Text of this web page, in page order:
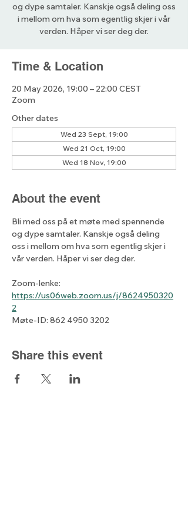
og dype samtaler. Kanskje også deling oss
i mellom om hva som egentlig skjer i vår
verden. Håper vi ser deg der.
Time & Location
20 May 2026, 19:00 – 22:00 CEST
Zoom
Other dates
Wed 23 Sept, 19:00
Wed 21 Oct, 19:00
Wed 18 Nov, 19:00
About the event
Bli med oss på et møte med spennende
og dype samtaler. Kanskje også deling
oss i mellom om hva som egentlig skjer i
vår verden. Håper vi ser deg der.
Zoom-lenke:
https://us06web.zoom.us/j/8624950320
2
Møte-ID: 862 4950 3202
Share this event